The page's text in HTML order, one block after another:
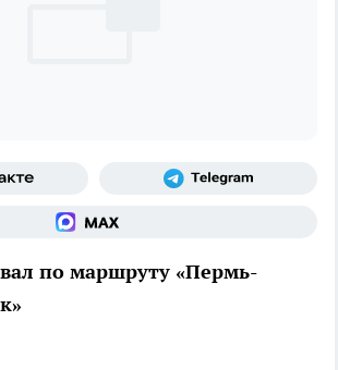
по маршруту «Пермь-